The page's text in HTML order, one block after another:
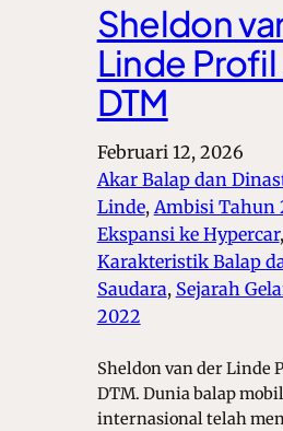
Sheldon
Linde Profil
DTM
Februari 12, 2026
Akar Balap dan
Linde, Ambisi Tahun
Ekspansi ke Hypercar
Karakteristik Balap
Saudara, Sejarah
2022
Sheldon van der Linde
DTM. Dunia balap
internasional telah